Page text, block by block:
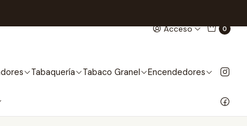
Acceso 0
Tabaquería Tabaco Granel Encendedores